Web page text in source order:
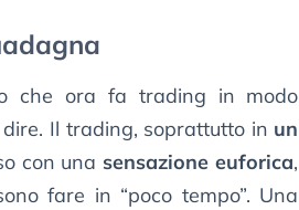
che ora fa trading in modo
Il trading, soprattutto in un
con una sensazione euforica,
fare in “poco tempo”. Una